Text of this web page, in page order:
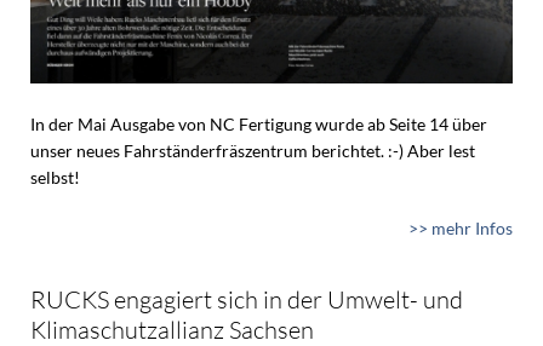
In der Mai Ausgabe von NC Fertigung wurde ab Seite 14 über
unser neues Fahrständerfräszentrum berichtet. :-) Aber lest
selbst!
>> mehr Infos
RUCKS engagiert sich in der Umwelt- und
Klimaschutzallianz Sachsen